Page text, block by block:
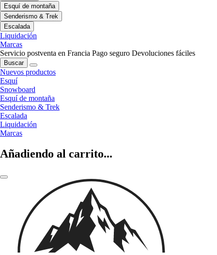
Esquí de montaña
Senderismo & Trek
Escalada
Liquidación
Marcas
Servicio postventa en Francia Pago seguro Devoluciones fáciles
Buscar
Nuevos productos
Esquí
Snowboard
Esquí de montaña
Senderismo & Trek
Escalada
Liquidación
Marcas
Añadiendo al carrito...